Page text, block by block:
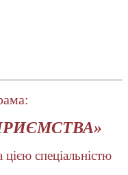
спеціальністю